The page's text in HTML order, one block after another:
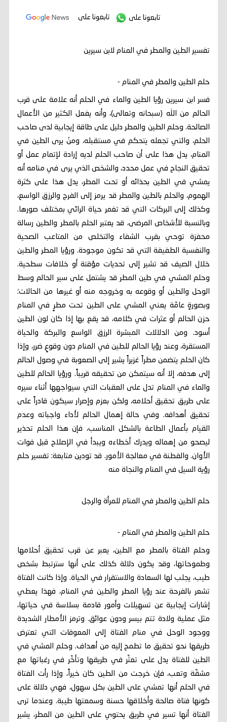
تابعونا على تابعونا على
تفسير الطين والمطر في المنام لابن سيرين
حلم الطين والمطر في المنام -
فسر ابن سيرين رؤيا الطين والماء في الحلم أنه علامة على قرب
الحالم من الله (سبحانه وتعالى)، وأنه يفعل الكثير من الأعمال
الصالحة. وحلم الطين والمطر دليل على طاقة إيجابية لدى صاحب
الحلم، والتي تجعله يتحكم في مستقبله، ومنْ يرى الطين في
المنام، يدل هذا على أن صاحب الحلم لديه إرادة لإتمام عمل أو
تحقيق النجاح في عمل محدد، والشخص الذي يرى في منامه أنه
يمشي في الطين بحذائه أو تحت المطر، يدل هذا على كثرة
الهموم، والحلم بالطين والمطر قد يرمز إلى الفرج والرزق الواسع،
وكذلك إلى البركات التي قد تغمر حياة الرائي بمختلف صورها.
وبالنسبة للأشخاص المرضى، قد يعتبر الحلم بالمطر والطين رسالة
محفزة توحي بقرب الشفاء والتخلص من المتاعب الصحية
والنفسية الطفيفة التي قد تكون موجودة. ورؤيا المطر والطين
خلال الصيف قد تشير إلى تحديات مؤقتة أو خلافات سطحية.
وحلم المشي في طين المطر قد يشتمل على سير الحالم وسط
الوحل والطين أو وقوعه به وخروجه منه أو غيرها من الحالات؛
وبصورةٍ عامّة يعني المشي على الطين تحت مطرٍ في المنام
حزن الحالم أو عثرات في كلامه، قد يقع بها إذا كان لون الطين
أسود. ومن الدلالات المبشرة الرزق الواسع والبركة والحياة
المستقرة، وعند رؤيا الحالم للطين في المنام دون وقوعٍ ضرر، وإذا
كان الحلم يتضمن مطراً غزيراً يشير إلى الصعوبة في وصول الحالم
إلى هدفه، إلا أنه سيتمكن من تحقيقه قريباً. ورؤيا الحالم للطين
والماء في المنام تدل على العقبات التي سيواجهها أثناء سيره
على طريق تحقيق أحلامه، ولكن بعزم وإصرار سيكون قادراً على
تحقيق أهدافه. وفي حالة إهمال الحالم لأداء واجباته وعدم
القيام بأعمال الطاعة بالشكل المناسب، فإن هذا الحلم تحذير
ليصحو من إهماله ويدرك أخطاءه ويبدأ في الإصلاح قبل فوات
الأوان. والفطنة في معالجة الأمور. قد تودين متابعة: تفسير حلم
رؤية السيل في المنام والنجاة منه
حلم الطين والمطر في المنام للمرأة والرجل
حلم الطين والمطر في المنام -
وحلم الفتاة بالمطر مع الطين، يعبر عن قرب تحقيق أحلامها
وطموحاتها، وقد يكون دلالة كذلك على أنها سترتبط بشخص
طيب، يجلب لها السعادة والاستقرار في الحياة. وإذا كانت الفتاة
تشعر بالفرحة عند رؤيا المطر والطين في المنام، فهذا يعطي
إشارات إيجابية عن تسهيلات وأمور قادمة بسلاسة في حياتها،
مثل عملية ولادة تتم بيسر ودون عوائق. وترمز الأمطار الشديدة
ووجود الوحل في منام الفتاة إلى المعوقات التي تعترض
طريقها نحو تحقيق ما تطمح إليه من أهداف. وحلم المشي في
الطين للفتاة يدل على تعثّر في طريقها وتأخّر في رغباتها مع
مشقّة وتعب، فإن خرجت من الطين كان خيراً، وإذا رأت الفتاة
في الحلم أنها تمشي على الطين بكل سهول، فهي دلالة على
كونها فتاة صالحة وأخلاقها حسنة وسمعتها طيبة. وعندما ترى
الفتاة أنها تسير في طريق يحتوي على الطين من المطر، يشير